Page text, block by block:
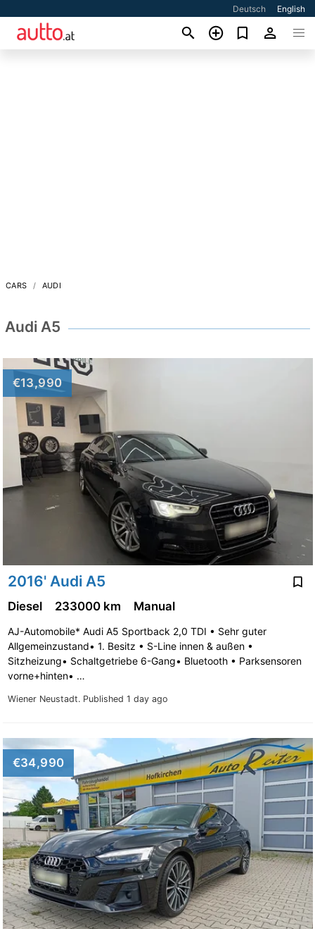
Deutsch English
CARS AUDI
Audi A5
€13,990
2016' Audi A5
Wiener Neustadt. Published 1 day ago
Diesel 233000 km Manual
AJ-Automobile* Audi A5 Sportback 2,0 TDI • Sehr guter
Allgemeinzustand• 1. Besitz • S-Line innen & außen •
Sitzheizung• Schaltgetriebe 6-Gang• Bluetooth • Parksensoren
vorne+hinten• …
€34,990